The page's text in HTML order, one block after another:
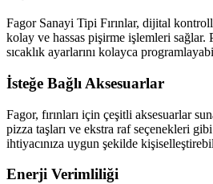
Fagor Sanayi Tipi Fırınlar, dijital
kolay ve hassas pişirme işlemleri sağlar.
sıcaklık ayarlarını kolayca
İsteğe Bağlı Aksesuarlar
Fagor, fırınları için çeşitli aksesuarlar
pizza taşları ve ekstra raf seçenekleri gibi
ihtiyacınıza uygun şekilde
Enerji Verimliliği